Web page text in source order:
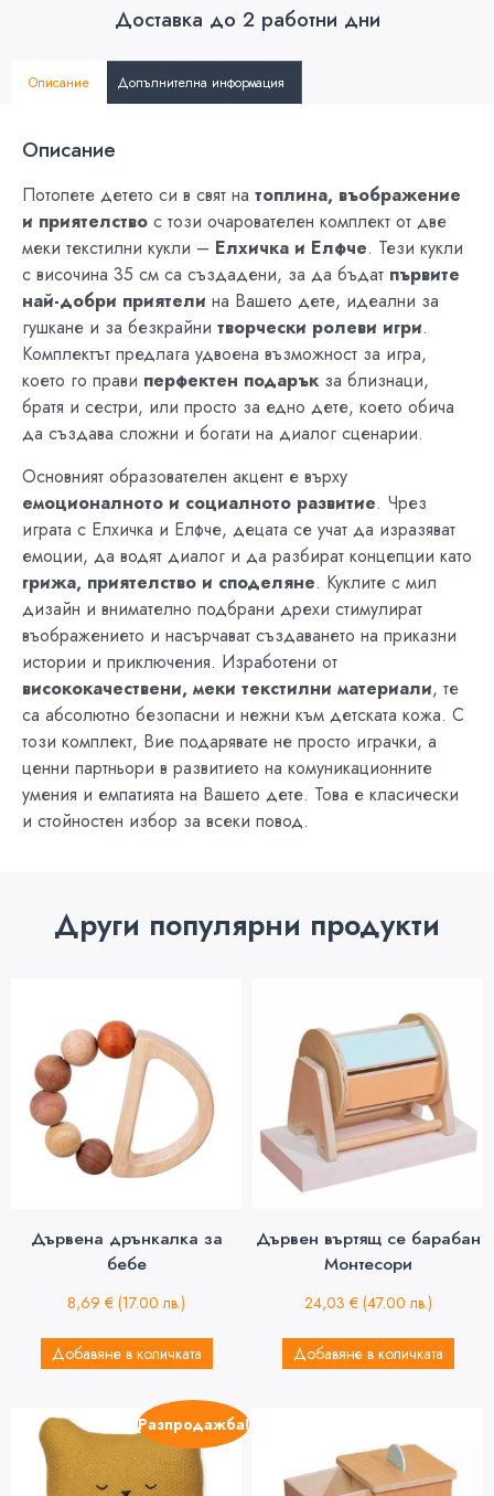
Доставка до 2 работни дни
Описание Допълнителна информация
Описание
Потопете детето си в свят на топлина, въображение
и приятелство с този очарователен комплект от две
меки текстилни кукли – Елхичка и Елфче. Тези кукли
с височина 35 см са създадени, за да бъдат първите
най-добри приятели на Вашето дете, идеални за
гушкане и за безкрайни творчески ролеви игри.
Комплектът предлага удвоена възможност за игра,
което го прави перфектен подарък за близнаци,
братя и сестри, или просто за едно дете, което обича
да създава сложни и богати на диалог сценарии.
Основният образователен акцент е върху
емоционалното и социалното развитие. Чрез
играта с Елхичка и Елфче, децата се учат да изразяват
емоции, да водят диалог и да разбират концепции като
грижа, приятелство и споделяне. Куклите с мил
дизайн и внимателно подбрани дрехи стимулират
въображението и насърчават създаването на приказни
истории и приключения. Изработени от
висококачествени, меки текстилни материали, те
са абсолютно безопасни и нежни към детската кожа. С
този комплект, Вие подарявате не просто играчки, а
ценни партньори в развитието на комуникационните
умения и емпатията на Вашето дете. Това е класически
и стойностен избор за всеки повод.
Други популярни продукти
Дървена дрънкалка за
бебе
8,69 € (17.00 лв.)
Добавяне в количката
Дървен въртящ се барабан
Монтесори
24,03 € (47.00 лв.)
Добавяне в количката
Разпродажба!